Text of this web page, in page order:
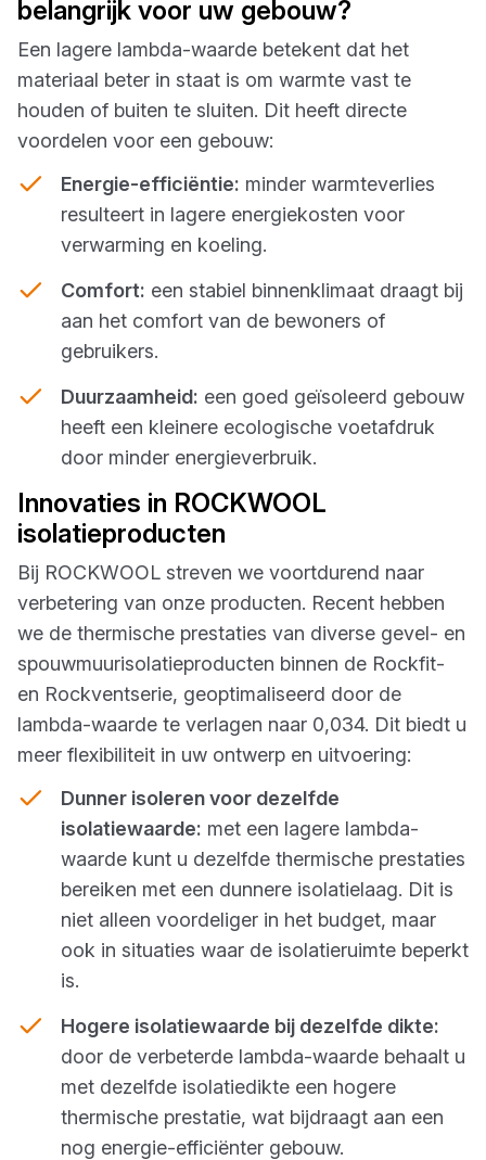
belangrijk voor uw gebouw?
Een lagere lambda-waarde betekent dat het
materiaal beter in staat is om warmte vast te
houden of buiten te sluiten. Dit heeft directe
voordelen voor een gebouw:
Energie-efficiëntie: minder warmteverlies
resulteert in lagere energiekosten voor
verwarming en koeling.
Comfort: een stabiel binnenklimaat draagt bij
aan het comfort van de bewoners of
gebruikers.
Duurzaamheid: een goed geïsoleerd gebouw
heeft een kleinere ecologische voetafdruk
door minder energieverbruik.
Innovaties in ROCKWOOL
isolatieproducten
Bij ROCKWOOL streven we voortdurend naar
verbetering van onze producten. Recent hebben
we de thermische prestaties van diverse gevel- en
spouwmuurisolatieproducten binnen de Rockfit-
en Rockventserie, geoptimaliseerd door de
lambda-waarde te verlagen naar 0,034. Dit biedt u
meer flexibiliteit in uw ontwerp en uitvoering:
Dunner isoleren voor dezelfde
isolatiewaarde: met een lagere lambda-
waarde kunt u dezelfde thermische prestaties
bereiken met een dunnere isolatielaag. Dit is
niet alleen voordeliger in het budget, maar
ook in situaties waar de isolatieruimte beperkt
is.
Hogere isolatiewaarde bij dezelfde dikte:
door de verbeterde lambda-waarde behaalt u
met dezelfde isolatiedikte een hogere
thermische prestatie, wat bijdraagt aan een
nog energie-efficiënter gebouw.